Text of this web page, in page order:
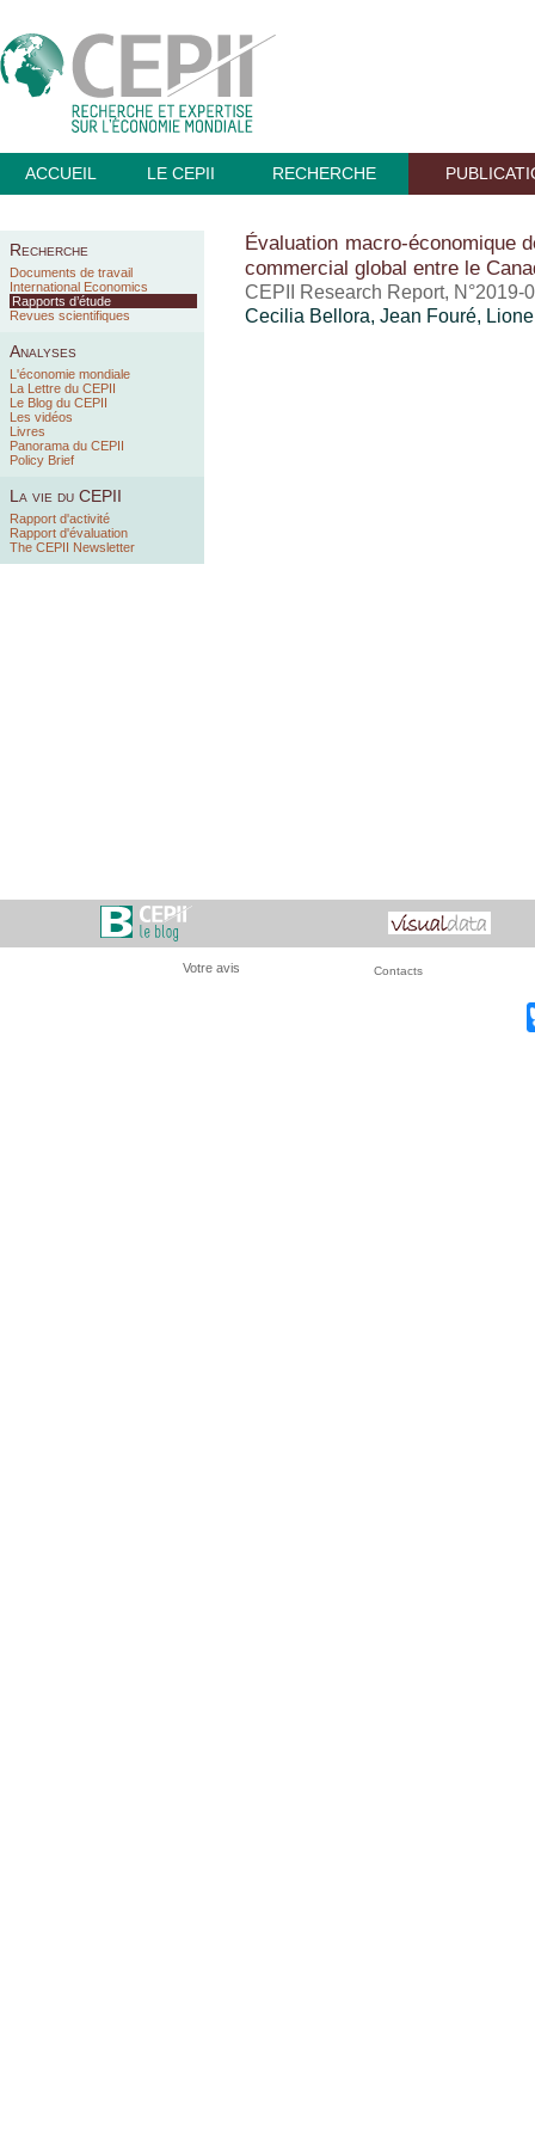
ACCUEIL LE CEPII RECHERCHE
Recherche
Documents de travail
International Economics
Rapports d’étude
Revues scientifiques
Analyses
L'économie mondiale
La Lettre du CEPII
Le Blog du CEPII
Les vidéos
Livres
Panorama du CEPII
Policy Brief
La vie du CEPII
Rapport d'activité
Rapport d'évaluation
The CEPII Newsletter
Évaluation macro-économique
commercial global entre le
CEPII Research Report, N°2019-
Cecilia Bellora, Jean Fouré,
Votre avis Contacts